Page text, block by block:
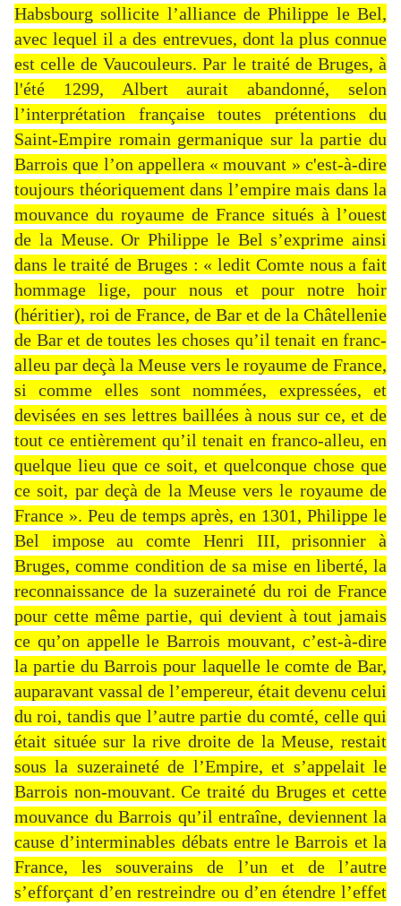
Habsbourg sollicite l’alliance de Philippe le Bel,
avec lequel il a des entrevues, dont la plus connue
est celle de Vaucouleurs. Par le traité de Bruges, à
l'été 1299, Albert aurait abandonné, selon
l’interprétation française toutes prétentions du
Saint-Empire romain germanique sur la partie du
Barrois que l’on appellera « mouvant » c'est-à-dire
toujours théoriquement dans l’empire mais dans la
mouvance du royaume de France situés à l’ouest
de la Meuse. Or Philippe le Bel s’exprime ainsi
dans le traité de Bruges : « ledit Comte nous a fait
hommage lige, pour nous et pour notre hoir
(héritier), roi de France, de Bar et de la Châtellenie
de Bar et de toutes les choses qu’il tenait en franc-
alleu par deçà la Meuse vers le royaume de France,
si comme elles sont nommées, expressées, et
devisées en ses lettres baillées à nous sur ce, et de
tout ce entièrement qu’il tenait en franco-alleu, en
quelque lieu que ce soit, et quelconque chose que
ce soit, par deçà de la Meuse vers le royaume de
France ». Peu de temps après, en 1301, Philippe le
Bel impose au comte Henri III, prisonnier à
Bruges, comme condition de sa mise en liberté, la
reconnaissance de la suzeraineté du roi de France
pour cette même partie, qui devient à tout jamais
ce qu’on appelle le Barrois mouvant, c’est-à-dire
la partie du Barrois pour laquelle le comte de Bar,
auparavant vassal de l’empereur, était devenu celui
du roi, tandis que l’autre partie du comté, celle qui
était située sur la rive droite de la Meuse, restait
sous la suzeraineté de l’Empire, et s’appelait le
Barrois non-mouvant. Ce traité du Bruges et cette
mouvance du Barrois qu’il entraîne, deviennent la
cause d’interminables débats entre le Barrois et la
France, les souverains de l’un et de l’autre
s’efforçant d’en restreindre ou d’en étendre l’effet